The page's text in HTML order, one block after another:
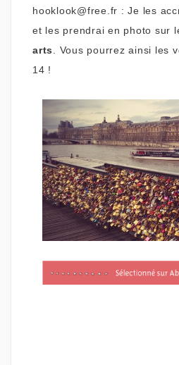
hooklook@free.fr :Je les
et les prendrai en photo sur
arts
Vous pourrez ainsi les
14 !